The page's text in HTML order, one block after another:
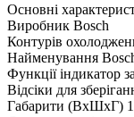
Основні
Виробник Bosch
Контурів
Найменування
Функції індикатор
Відсіки для
Габарити (ВхШхГ)